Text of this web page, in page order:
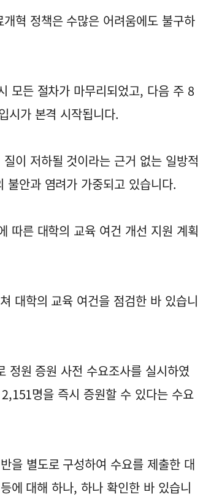
혁 정책은 수많은 어려움에도 불구하
모든 절차가 마무리되었고, 다음 주 8
시가 본격 시작됩니다.
이 저하될 것이라는 근거 없는 일방적
안과 염려가 가중되고 있습니다.
따른 대학의 교육 여건 개선 지원 계획
대학의 교육 여건을 점검한 바 있습니
원 증원 사전 수요조사를 실시하였
명을 즉시 증원할 수 있다는 수요
을 별도로 구성하여 수요를 제출한 대
에 대해 하나, 하나 확인한 바 있습니